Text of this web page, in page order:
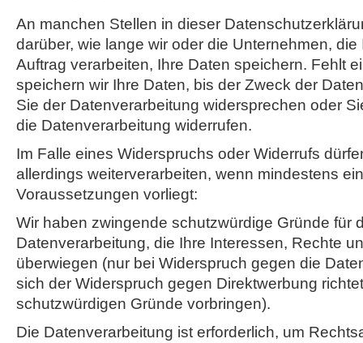
An manchen Stellen in dieser
darüber, wie lange wir oder die Unternehmen,
Auftrag verarbeiten, Ihre Daten speichern. Fehlt
speichern wir Ihre Daten, bis der Zweck der
Sie der Datenverarbeitung widersprechen oder
die Datenverarbeitung widerrufen.
Im Falle eines Widerspruchs oder Widerrufs
allerdings weiterverarbeiten, wenn mindestens
Voraussetzungen vorliegt:
Wir haben zwingende schutzwürdige Gründe für
Datenverarbeitung, die Ihre Interessen, Rechte
überwiegen (nur bei Widerspruch gegen die
sich der Widerspruch gegen Direktwerbung
schutzwürdigen Gründe vorbringen).
Die Datenverarbeitung ist erforderlich, um